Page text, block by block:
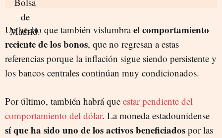
Un hecho que también vislumbrael comportamiento
reciente de los bonos, que no regresan a estas
referencias porque la inflación sigue siendo persistente y
los bancos centrales continúan muy condicionados.
Por último, también habrá que estar pendiente del
comportamiento del dólar. La moneda estadounidense
sí que ha sido uno de los activos beneficiados por las